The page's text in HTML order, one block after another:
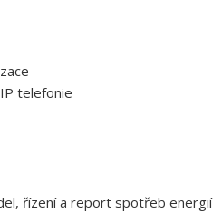
telefonie
řízení a report spotřeb energií